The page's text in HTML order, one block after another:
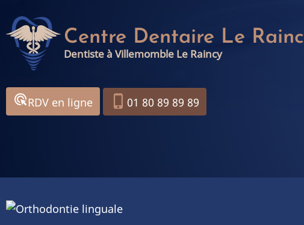
au
contenu
principal
Centre Dentaire Le
Dentiste à Villemomble Le Raincy
ads_clickRDV en ligne phone_iphone 01 80 89 89 89